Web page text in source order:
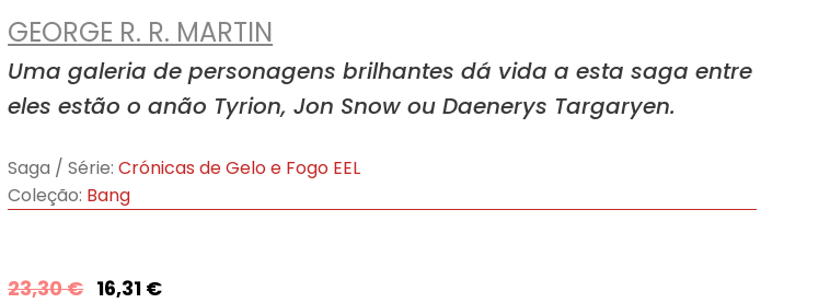
GEORGE R. R. MARTIN
Uma galeria de personagens brilhantes dá vida a esta saga entre
eles estão o anão Tyrion, Jon Snow ou Daenerys Targaryen.
Saga / Série: Crónicas de Gelo e Fogo EEL
Coleção: Bang
23,30€ 16,31 €